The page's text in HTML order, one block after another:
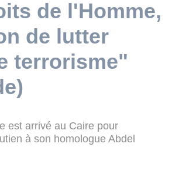
de l'Homme,
de lutter
terrorisme"
est arrivé au Caire pour
à son homologue Abdel